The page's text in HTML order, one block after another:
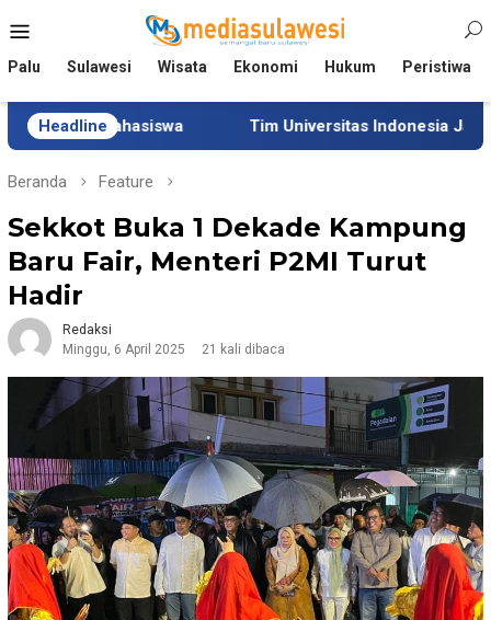
ke
Mobile
Palu Sulawesi Wisata Ekonomi Hukum Peristiwa
Headline Tim Universitas Indonesia Jalani
Beranda Feature
Sekkot Buka 1 Dekade Kampung
Baru Fair, Menteri P2MI Turut
Hadir
Redaksi
Minggu, 6 April 2025
21 kali dibaca